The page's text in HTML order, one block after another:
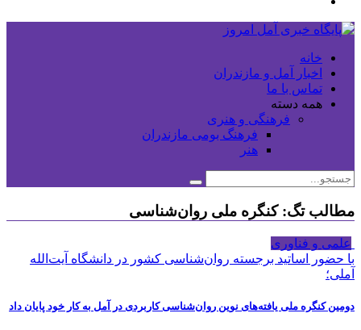
خانه
اخبار آمل و مازندران
تماس با ما
همه دسته
فرهنگی و هنری
فرهنگ بومی مازندران
هنر
مطالب تگ: کنگره ملی روان‌شناسی
علمی و فناوری
با حضور اساتید برجسته روان‌شناسی کشور در دانشگاه آیت‌الله
آملی؛
دومین کنگره ملی یافته‌های نوین روان‌شناسی کاربردی در آمل به کار خود پایان داد